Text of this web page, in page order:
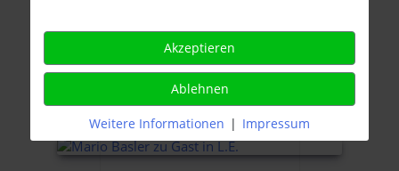
Akzeptieren
Ablehnen
Weitere Informationen | Impressum